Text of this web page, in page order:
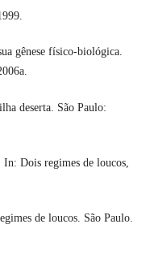
gênese físico-biológica.
deserta. São Paulo:
Dois regimes de loucos,
de loucos. São Paulo.